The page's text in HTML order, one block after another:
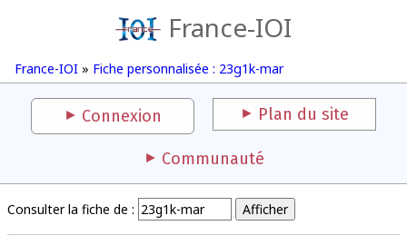
France-IOI
France-IOI » Fiche personnalisée : 23g1k-mar
Connexion Plan du site
Communauté
Consulter la fiche de :